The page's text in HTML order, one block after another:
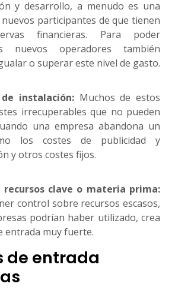
y desarrollo, a menudo es una
participantes de que tienen
financieras. Para poder
nuevos operadores también
o superar este nivel de gasto.
instalación: Muchos de estos
irrecuperables que no pueden
una empresa abandona un
los costes de publicidad y
y otros costes fijos.
recursos clave o materia prima:
control sobre recursos escasos,
podrían haber utilizado, crea
entrada muy fuerte.
de entrada